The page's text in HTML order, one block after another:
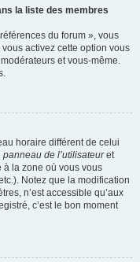
la liste des membres
du forum », vous
vous activez cette option vous
et vous-même.
horaire différent de celui
panneau de l’utilisateuret
à la zone où vous vous
Notez que la modification
n’est accessible qu’aux
c’est le bon moment